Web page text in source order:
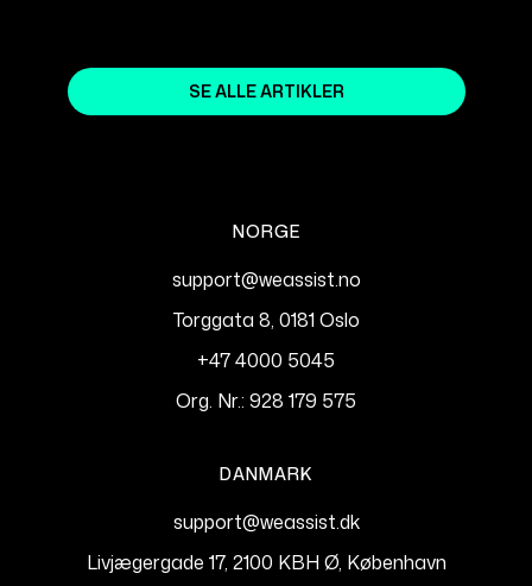
SE ALLE ARTIKLER
NORGE
support@weassist.no
Torggata 8, 0181 Oslo
+47 4000 5045
Org. Nr.: 928 179 575
DANMARK
support@weassist.dk
Livjægergade 17, 2100 KBH Ø, København